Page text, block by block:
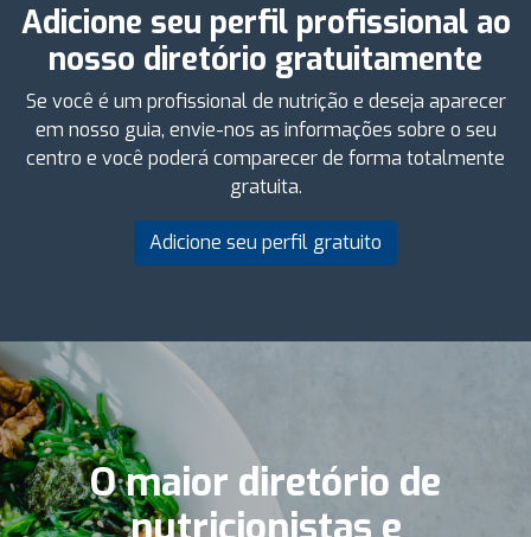
Adicione seu perfil profissional ao
nosso diretório gratuitamente
Se você é um profissional de nutrição e deseja aparecer
em nosso guia, envie-nos as informações sobre o seu
centro e você poderá comparecer de forma totalmente
gratuita.
Adicione seu perfil gratuito
O maior diretório de